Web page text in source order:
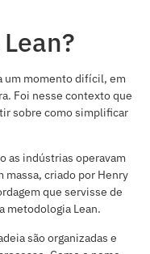
um momento difícil, em
Foi nesse contexto que
sobre como simplificar
as indústrias operavam
massa, criado por Henry
que servisse de
metodologia Lean.
são organizadas e